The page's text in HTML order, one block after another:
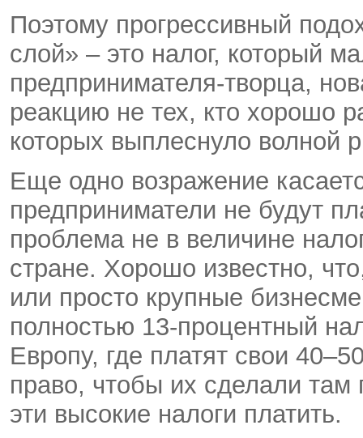
Поэтому прогрессивный
слой» – это налог, который
предпринимателя-творца,
реакцию не тех, кто хорошо
которых выплеснуло волной
Еще одно возражение
предприниматели не будут
проблема не в величине
стране. Хорошо известно,
или просто крупные
полностью 13-процентный
Европу, где платят свои
право, чтобы их сделали
эти высокие налоги платить.